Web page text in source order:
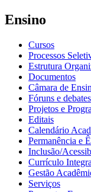
Ensino
Cursos
Processos
Estrutura
Documentos
Câmara de
Fóruns e debates
Projetos e
Editais
Calendário
Permanência e
Inclusão/
Currículo
Gestão
Serviços